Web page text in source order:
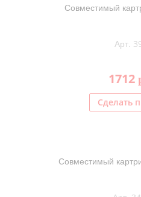
Совместимый
Арт.
1712
Сделать
Совместимый